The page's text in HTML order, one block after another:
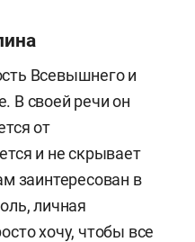
Всевышнего и
В своей речи он
от
и не скрывает
заинтересован в
личная
хочу, чтобы все